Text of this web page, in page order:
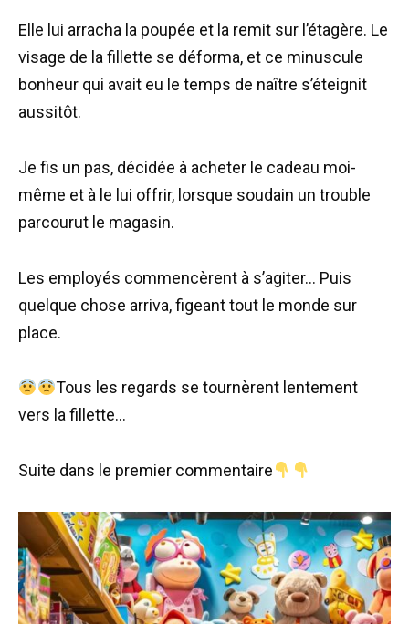
Elle lui arracha la poupée et la remit sur l’étagère. Le
visage de la fillette se déforma, et ce minuscule
bonheur qui avait eu le temps de naître s’éteignit
aussitôt.
Je fis un pas, décidée à acheter le cadeau moi-
même et à le lui offrir, lorsque soudain un trouble
parcourut le magasin.
Les employés commencèrent à s’agiter… Puis
quelque chose arriva, figeant tout le monde sur
place.
Tous les regards se tournèrent lentement
vers la fillette…
Suite dans le premier commentaire